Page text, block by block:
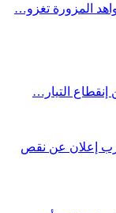
المزورة تغزو…
التيار…
إعلان عن نقص